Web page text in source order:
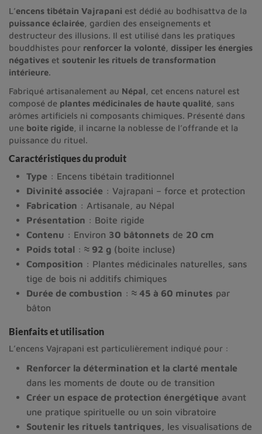
L’encens tibétain Vajrapani est dédié au bodhisattva de la
puissance éclairée , gardien des enseignements et
destructeur des illusions. Il est utilisé dans les pratiques
bouddhistes pour renforcer la volonté dissiper les énergies
négatives et soutenir les rituels de transformation
intérieure.
Fabriqué artisanalement au Népal , cet encens naturel est
composé de plantes médicinales de haute qualité , sans
arômes artificiels ni composants chimiques. Présenté dans
une boîte rigide , il incarne la noblesse de l’offrande et la
puissance du rituel.
Caractéristiques du produit
Type : Encens tibétain traditionnel
Divinité associée : Vajrapani – force et protection
Fabrication : Artisanale, au Népal
Présentation : Boîte rigide
Contenu : Environ 30 bâtonnets de 20 cm
Poids total : ≈ 92 g (boîte incluse)
Composition : Plantes médicinales naturelles, sans
tige de bois ni additifs chimiques
Durée de combustion : ≈ 45 à 60 minutes par
bâton
Bienfaits et utilisation
L’encens Vajrapani est particulièrement indiqué pour :
Renforcer la détermination et la clarté mentale
dans les moments de doute ou de transition
Créer un espace de protection énergétique avant
une pratique spirituelle ou un soin vibratoire
Soutenir les rituels tantriques , les visualisations de